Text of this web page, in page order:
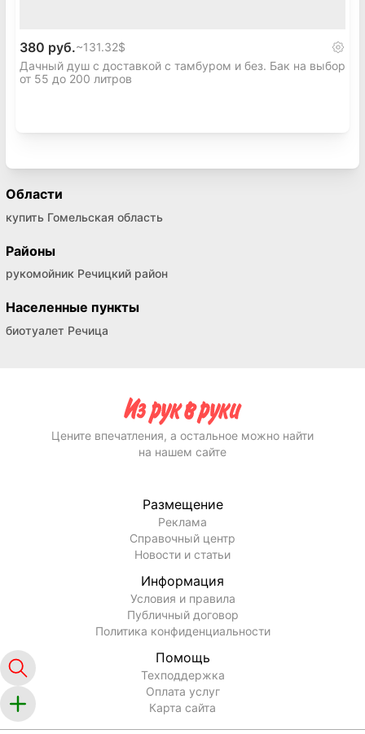
380 руб.~131.32$
Дачный душ с доставкой с тамбуром и без. Бак на выбор
от 55 до 200 литров
Области
купить Гомельская область
Районы
рукомойник Речицкий район
Населенные пункты
биотуалет Речица
Цените впечатления, а остальное можно найти
на нашем сайте
Размещение
Реклама
Справочный центр
Новости и статьи
Информация
Условия и правила
Публичный договор
Политика конфиденциальности
Помощь
Техподдержка
Оплата услуг
Карта сайта